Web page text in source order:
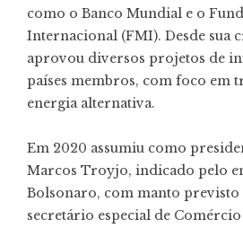
como o Banco Mundial e o
Internacional (FMI). Desde sua
aprovou diversos projetos de
países membros, com foco em
energia alternativa.
Em 2020 assumiu como
Marcos Troyjo, indicado pelo
Bolsonaro, com manto
secretário especial de